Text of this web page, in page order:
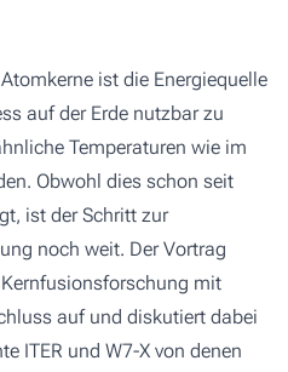
ist die Energiequelle
auf der Erde nutzbar zu
Temperaturen wie im
Obwohl dies schon seit
ist der Schritt zur
noch weit. Der Vortrag
mit
auf und diskutiert dabei
ITER und W7-X von denen